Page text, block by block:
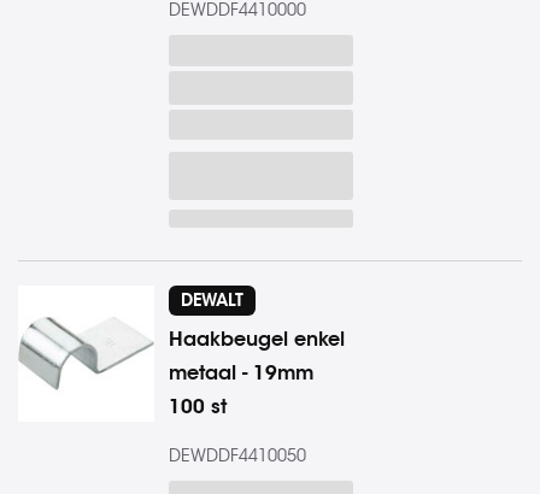
DEWDDF4410000
DEWALT
Haakbeugel enkel
metaal - 19mm
100 st
DEWDDF4410050